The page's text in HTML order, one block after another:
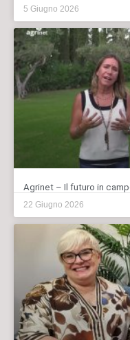
5 Giugno 2026
Agrinet – Il futuro in
22 Giugno 2026